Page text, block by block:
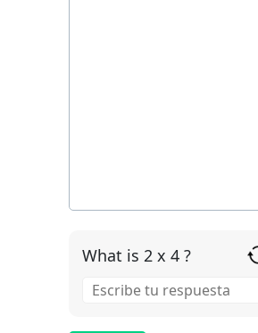
What is 2 x 4 ?